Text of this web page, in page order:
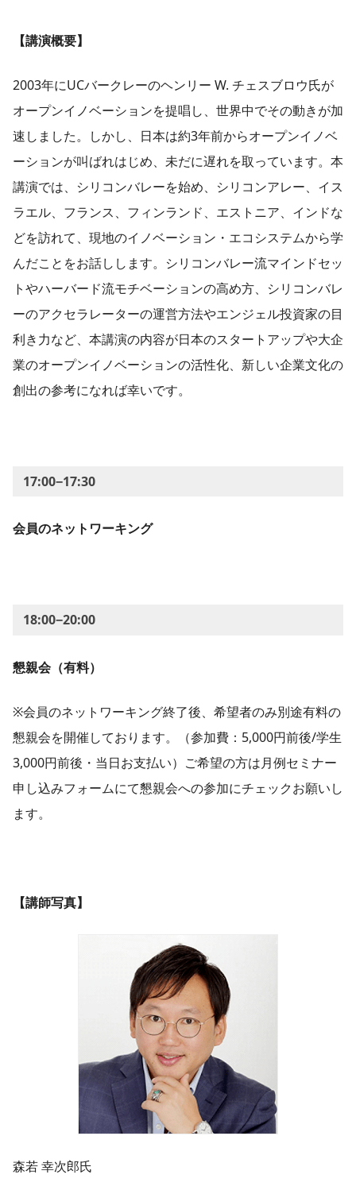
【講演概要】
2003年にUCバークレーのヘンリー W. チェスブロウ氏が
オープンイノベーションを提唱し、世界中でその動きが加
速しました。しかし、日本は約3年前からオープンイノベ
ーションが叫ばれはじめ、未だに遅れを取っています。本
講演では、シリコンバレーを始め、シリコンアレー、イス
ラエル、フランス、フィンランド、エストニア、インドな
どを訪れて、現地のイノベーション・エコシステムから学
んだことをお話しします。シリコンバレー流マインドセッ
トやハーバード流モチベーションの高め方、シリコンバレ
ーのアクセラレーターの運営方法やエンジェル投資家の目
利き力など、本講演の内容が日本のスタートアップや大企
業のオープンイノベーションの活性化、新しい企業文化の
創出の参考になれば幸いです。
17:00−17:30
会員のネットワーキング
18:00−20:00
懇親会（有料）
※会員のネットワーキング終了後、希望者のみ別途有料の
懇親会を開催しております。（参加費：5,000円前後/学生
3,000円前後・当日お支払い）ご希望の方は月例セミナー
申し込みフォームにて懇親会への参加にチェックお願いし
ます。
【講師写真】
​森若 幸次郎氏